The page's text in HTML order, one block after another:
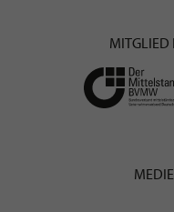
MITGLIED